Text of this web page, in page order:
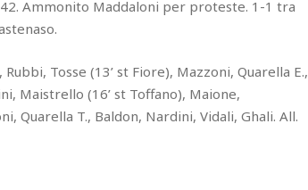
Ammonito Maddaloni per proteste. 1-1 tra
Rubbi, Tosse (13’ st Fiore), Mazzoni, Quarella E.,
Maistrello (16’ st Toffano), Maione,
Quarella T., Baldon, Nardini, Vidali, Ghali. All.